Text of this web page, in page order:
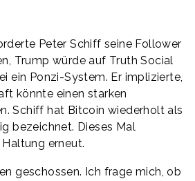
Peter Schiff seine Follower
Trump würde auf Truth Social
ein Ponzi-System. Er implizierte,
könnte einen starken
Schiff hat Bitcoin wiederholt als
bezeichnet. Dieses Mal
erneut.
geschossen. Ich frage mich, ob